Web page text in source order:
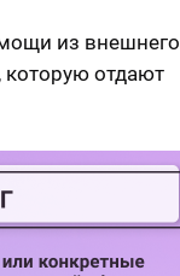
из внешнего
которую отдают